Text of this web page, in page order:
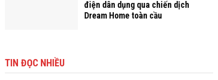
điện dân dụng qua chiến dịch
Dream Home toàn cầu
TIN ĐỌC NHIỀU